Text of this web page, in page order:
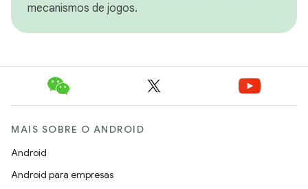
mecanismos de jogos.
MAIS SOBRE O ANDROID
Android
Android para empresas